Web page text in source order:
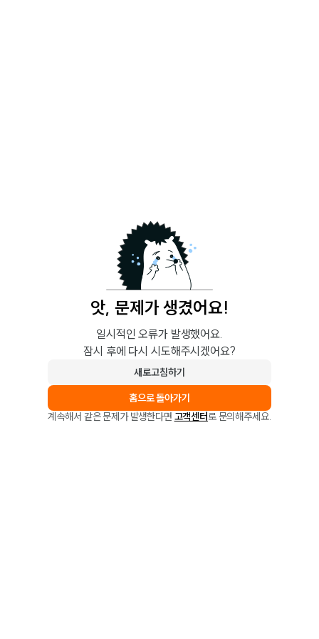
앗, 문제가 생겼어요!
일시적인 오류가 발생했어요.
잠시 후에 다시 시도해주시겠어요?
새로고침하기
홈으로 돌아가기
계속해서 같은 문제가 발생한다면 고객센터로 문의해주세요.